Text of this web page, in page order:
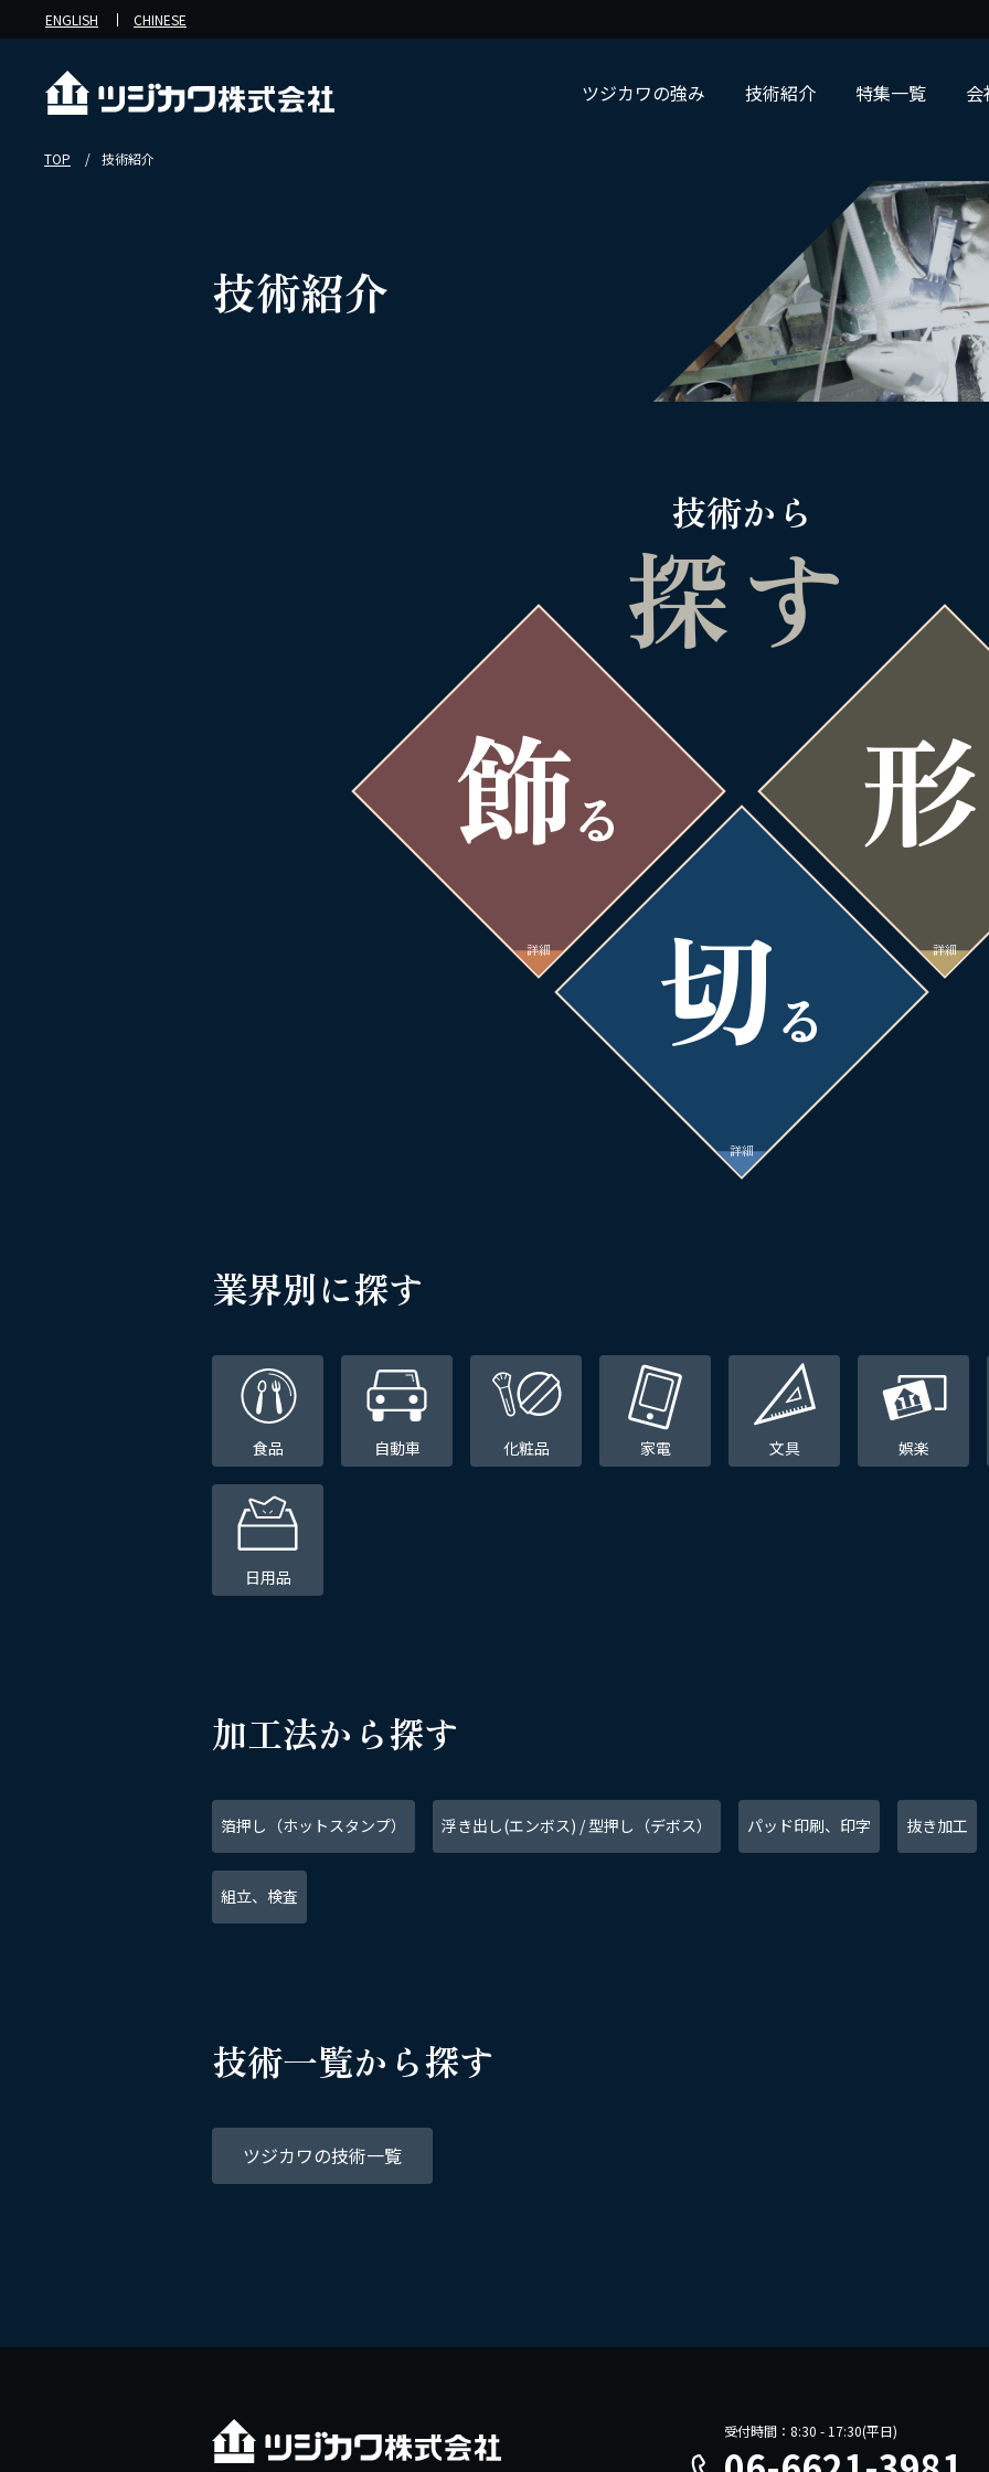
ENGLISH CHINESE
ツジカワの強み 技術紹介 特集一覧 会
TOP 技術紹介
技術紹介
技術から
探す
飾る
切る
形
業界別に探す
食品 自動車 化粧品 家電 文具 娯楽
日用品
加工法から探す
箔押し （ホットスタンプ） 浮き出し(エンボス) /型押し（デボス） パッド印刷、印字 抜き加工
組立、検査
技術一覧から探す
ツジカワの技術一覧
受付時間：8:30 - 17:30(平日)